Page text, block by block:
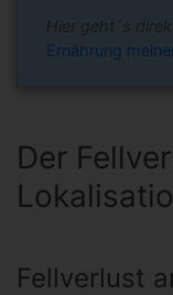
Hier geht´s
Ernährung
Der
Fellverlust